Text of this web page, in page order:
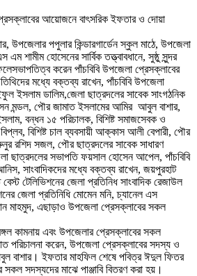
আয়োজনে বাৎসরিক ইফতার ও দোয়া
উপজেলার পপুলার কিন্ডারগার্ডেন স্কুল মাঠে, উপজেলা
শামীম হোসেনের সার্বিক তত্ত্বাবধানে, সুষ্ঠু সুন্দর
করেন পাঁচবিবি উপজেলা প্রেসক্লাবের
মধ্যে বক্তব্য রাখেন, পাঁচবিবি উপজেলা
ইসলাম ডালিম,জেলা ছাত্রদলের সাবেক সাংগঠনিক
মন্ডল, পৌর জামাত ইসলামের আমির আবুল বাশার,
বন্ধন ১৫ পরিচালক, বিশিষ্ট সমাজসেবক ও
বিশিষ্ট চাল ব্যবসায়ী আক্কাস আলী বেপারী, পৌর
রশিদ সজল, পৌর ছাত্রদলের সাবেক সাধারণ
ছাত্রদলের সভাপতি ফয়সাল হোসেন আপেল, পাঁচবিবি
সাংবাদিকদের মধ্যে বক্তব্য রাখেন, জয়পুরহাট
টেলিভিশনের জেলা প্রতিনিধ সাংবাদিক রেজাউল
জেলা প্রতিনিধি মোমেন মনি, চ্যানেল এস
মাহমুদ, এছাড়াও উপজেলা প্রেসক্লাবের সকল
কামনায় এবং উপজেলার প্রেসক্লাবের সকল
পরিচালনা করেন, উপজেলা প্রেসক্লাবের সদস্য ও
বাশার। ইফতার মাহফিল শেষে পবিত্র ঈদুল ফিতর
সদস্যদের মাঝে পাঞ্জাবি বিতরণ করা হয়।